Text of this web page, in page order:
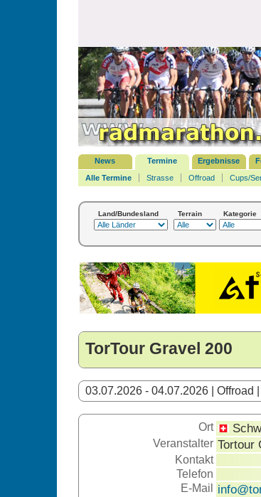
News Termine Ergebnisse
Alle Termine
Strasse Offroad Cups/
Land/Bundesland Terrain Kategorie
TorTour Gravel 200
03.07.2026 - 04.07.2026 | Offroad |
Ort
Veranstalter Tortour
Kontakt
Telefon
E-Mail